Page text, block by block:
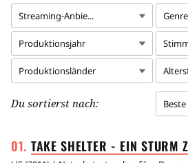
Streaming-Anbie... Genre
Produktionsjahr
Produktionsländer
Du sortierst nach: Beste
TAKE SHELTER - EIN STURM